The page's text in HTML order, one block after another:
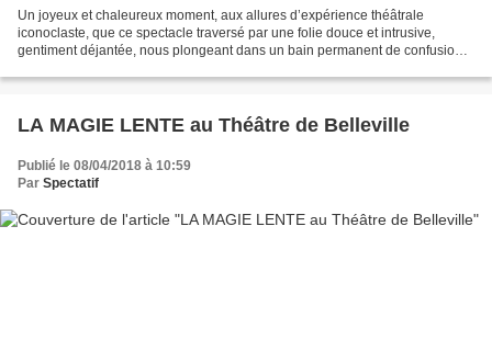
Un joyeux et chaleureux moment, aux allures d’expérience théâtrale
iconoclaste, que ce spectacle traversé par une folie douce et intrusive,
gentiment déjantée, nous plongeant dans un bain permanent de confusion
LA MAGIE LENTE au Théâtre de Belleville
Publié le 08/04/2018 à 10:59
Par Spectatif